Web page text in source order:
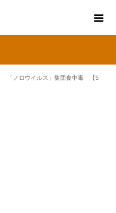
「ノロウイルス」集団食中毒 【5